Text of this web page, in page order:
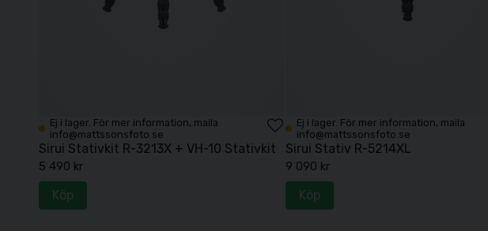
Ej i lager. För mer information, maila
info@mattssonsfoto.se
Sirui Stativkit R-3213X + VH-10 Stativkit
5 490 kr
Köp
Ej i lager. För mer information, maila
info@mattssonsfoto.se
Sirui Stativ R-5214XL
9 090 kr
Köp